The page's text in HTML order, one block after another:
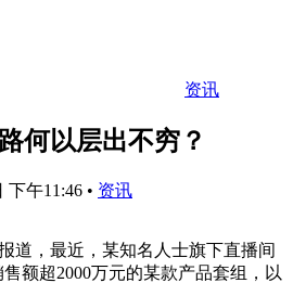
资讯
何以层出不穷？
下午11:46 • 资讯
道，最近，某知名人士旗下直播间
额超2000万元的某款产品套组，以